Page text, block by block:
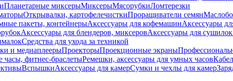
Планетарные миксерыМиксерыМясорубкиЛомтерезки
Открывалки, картофелечисткиПроращиватели семян
пакеты, контейнерыАксессуары для кофемашинАксессуары
Аксессуары для блендеров, миксеровАксессуары для
Средства для ухода за техникой
и медиаплеерыПроекторыПроекционные экраны
часы, фитнес-браслетыРемешки, аксессуары для умных часов
ВспышкиАксессуары для камерСумки и чехлы для камер